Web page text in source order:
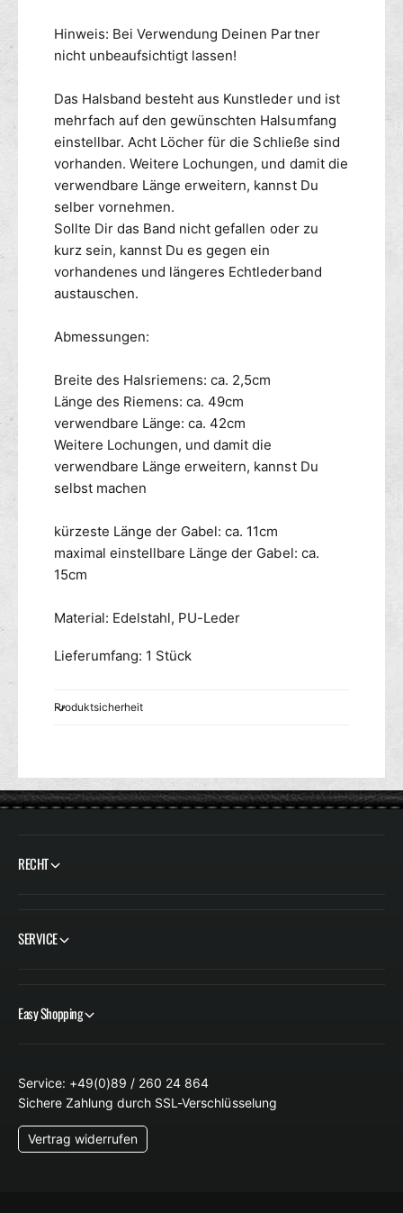
Hinweis: Bei Verwendung Deinen Partner
nicht unbeaufsichtigt lassen!
Das Halsband besteht aus Kunstleder und ist
mehrfach auf den gewünschten Halsumfang
einstellbar. Acht Löcher für die Schließe sind
vorhanden. Weitere Lochungen, und damit die
verwendbare Länge erweitern, kannst Du
selber vornehmen.
Sollte Dir das Band nicht gefallen oder zu
kurz sein, kannst Du es gegen ein
vorhandenes und längeres Echtlederband
austauschen.
Abmessungen:
Breite des Halsriemens: ca. 2,5cm
Länge des Riemens: ca. 49cm
verwendbare Länge: ca. 42cm
Weitere Lochungen, und damit die
verwendbare Länge erweitern, kannst Du
selbst machen
kürzeste Länge der Gabel: ca. 11cm
maximal einstellbare Länge der Gabel: ca.
15cm
Material: Edelstahl, PU-Leder
Lieferumfang: 1 Stück
Produktsicherheit
RECHT
SERVICE
Easy Shopping
Service: +49(0)89 / 260 24 864
Sichere Zahlung durch SSL-Verschlüsselung
Vertrag widerrufen